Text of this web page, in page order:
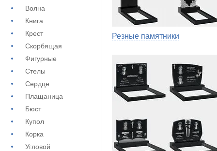
Волна
Книга
Крест
Скорбящая
Фигурные
Стелы
Сердце
Плащаница
Бюст
Купол
Корка
Угловой
Резные памятники